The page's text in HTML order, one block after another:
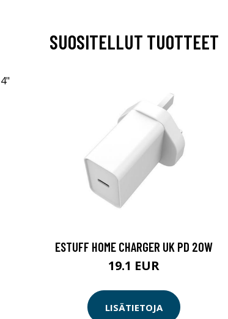
SUOSITELLUT TUOTTEET
ESTUFF HOME CHARGER UK PD 20W
19.1 EUR
LISÄTIETOJA